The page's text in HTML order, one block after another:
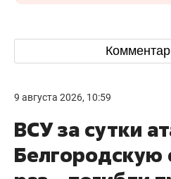
9 августа 2026, 10:59
ВСУ за сутки
Белгородскую